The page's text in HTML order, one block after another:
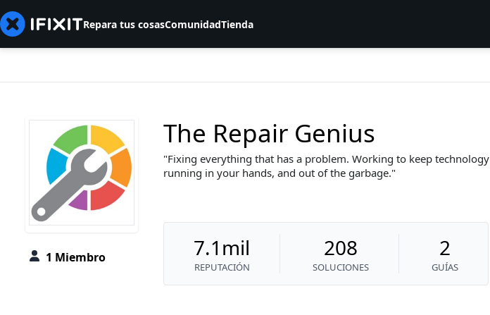
Repara tus cosasComunidadTienda
1 Miembro
The Repair Genius
Fixing everything that has a problem. Working to keep technology
running in your hands, and out of the garbage.
7.1mil
REPUTACIÓN
208
SOLUCIONES
2
GUÍAS